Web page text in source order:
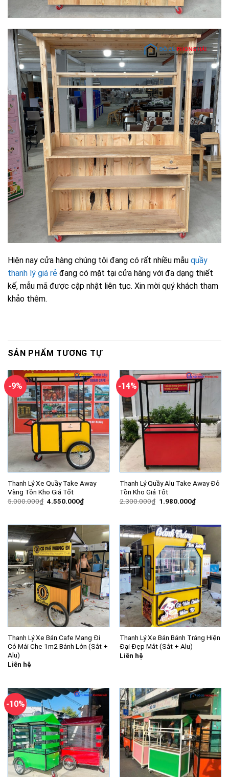
Hiện nay cửa hàng chúng tôi đang có rất nhiều mẫu quầy
thanh lý giá rẻ đang có mặt tại cửa hàng với đa dạng thiết
kế, mẫu mã được cập nhật liên tục. Xin mời quý khách tham
khảo thêm.
SẢN PHẨM TƯƠNG TỰ
-9%
Thanh Lý Xe Quầy Take Away
Vàng Tồn Kho Giá Tốt
5.000.000₫ Giá
4.550.000₫Giá
hiện
4.550.000₫.
-14%
Thanh Lý Quầy Alu Take Away Đỏ
Tồn Kho Giá Tốt
2.300.000₫ Giá
1.980.000₫Giá
hiện
Thanh Lý Xe Bán Cafe Mang Đi
Có Mái Che 1m2 Bánh Lớn (Sắt +
Alu)
Liên hệ
Thanh Lý Xe Bán Bánh Tráng Hiện
Đại Đẹp Mắt (Sắt + Alu)
Liên hệ
-10%